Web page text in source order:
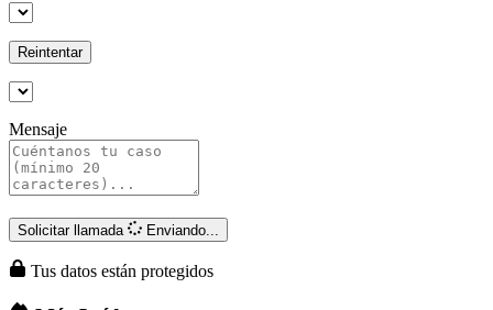
Reintentar
Mensaje
Solicitar llamada Enviando...
Tus datos están protegidos